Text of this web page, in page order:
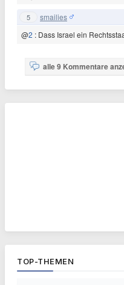
5 smailies
@2 : Dass Israel ein
alle 9 Kommentare
TOP-THEMEN